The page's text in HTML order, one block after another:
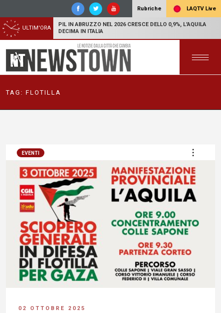
Rubriche LAQTV Live
ULTIM'ORA
PIL IN ABRUZZO NEL 2026 CRESCE DELLO 0,9%, L'AQUILA
DECIMA IN ITALIA
TAG: FLOTILLA
EVENTI
02 OTTOBRE 2025